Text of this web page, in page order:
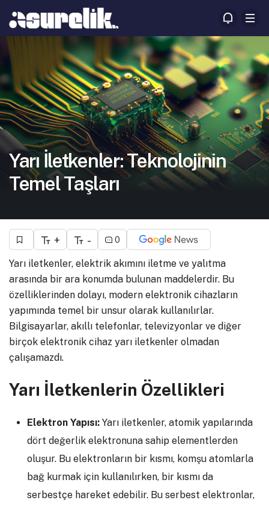
Yarı İletkenler: Teknolojinin
Temel Taşları
+ - 0
Yarı iletkenler, elektrik akımını iletme ve yalıtma
arasında bir ara konumda bulunan maddelerdir. Bu
özelliklerinden dolayı, modern elektronik cihazların
yapımında temel bir unsur olarak kullanılırlar.
Bilgisayarlar, akıllı telefonlar, televizyonlar ve diğer
birçok elektronik cihaz yarı iletkenler olmadan
çalışamazdı.
Yarı İletkenlerin Özellikleri
Elektron Yapısı: Yarı iletkenler, atomik yapılarında
dört değerlik elektronuna sahip elementlerden
oluşur. Bu elektronların bir kısmı, komşu atomlarla
bağ kurmak için kullanılırken, bir kısmı da
serbestçe hareket edebilir. Bu serbest elektronlar,